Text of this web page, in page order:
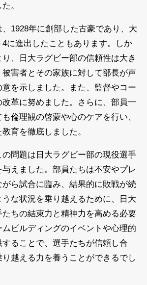
。
、1928年に創部した古豪であり、大
に進出したこともあります。しか
、日大ラグビー部の信頼性は大き
被害者とその家族に対して部長が声
を示しました。また、監督やコー
革に努めました。さらに、部員一
倫理観の啓蒙や心のケアを行い、
育を徹底しました。
の問題は日大ラグビー部の現役選手
えました。部員たちは不安やプレ
がら試合に臨み、結果的に敗戦が続
な状況を乗り越えるために、日大
ちの結束力と精神力を高める必要
ビルディングのイベントや心理的
ることで、選手たちが信頼し合
越える力を養うことができるでし